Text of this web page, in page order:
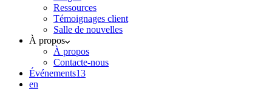
Ressources
Témoignages client
Salle de nouvelles
À propos
À propos
Contacte-nous
Événements13
en